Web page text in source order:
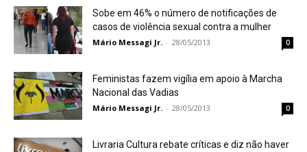
Sobe em 46% o número de notificações de
casos de violência sexual contra a mulher
Mário Messagi Jr. - 28/05/2013 0
Feministas fazem vigília em apoio à Marcha
Nacional das Vadias
Mário Messagi Jr. - 28/05/2013 0
Livraria Cultura rebate críticas e diz não haver